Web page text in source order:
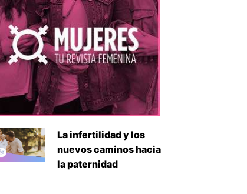
La infertilidad y los
nuevos caminos hacia
la paternidad